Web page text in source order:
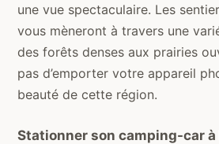
une vue spectaculaire. Les
vous mèneront à travers une
des forêts denses aux prairies
pas d’emporter votre appareil
beauté de cette région.
Stationner son camping-car à